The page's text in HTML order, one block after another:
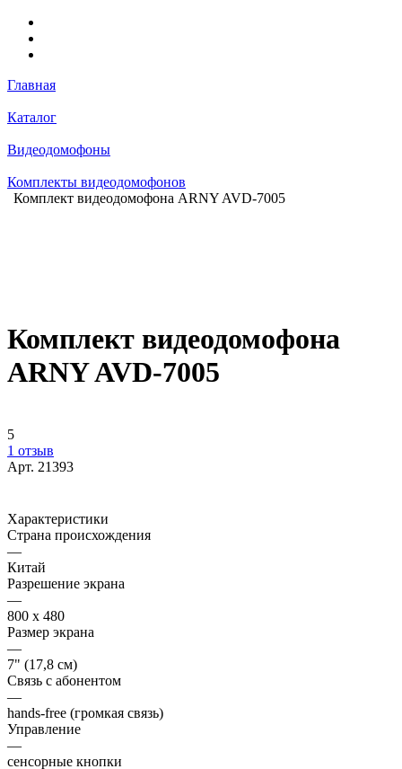
Главная
Каталог
Видеодомофоны
Комплекты видеодомофонов
Комплект видеодомофона ARNY AVD-7005
Комплект видеодомофона
ARNY AVD-7005
5
1 отзыв
Арт. 21393
Характеристики
Страна происхождения
—
Китай
Разрешение экрана
—
800 х 480
Размер экрана
—
7" (17,8 см)
Связь с абонентом
—
hands-free (громкая связь)
Управление
—
сенсорные кнопки